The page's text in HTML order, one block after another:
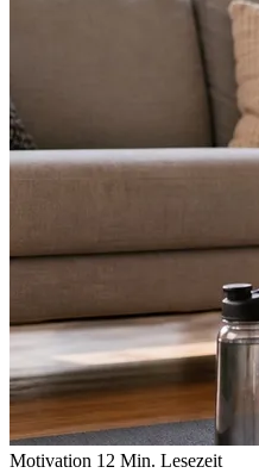
Motivation 12 Min. Lesezeit